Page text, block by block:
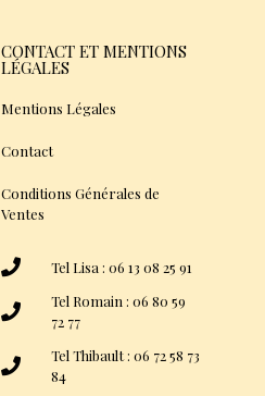
CONTACT ET MENTIONS
LÉGALES
Mentions Légales
Contact
Conditions Générales de
Ventes
Tel Lisa : 06 13 08 25 91
Tel Romain : 06 80 59
72 77
Tel Thibault : 06 72 58 73
84